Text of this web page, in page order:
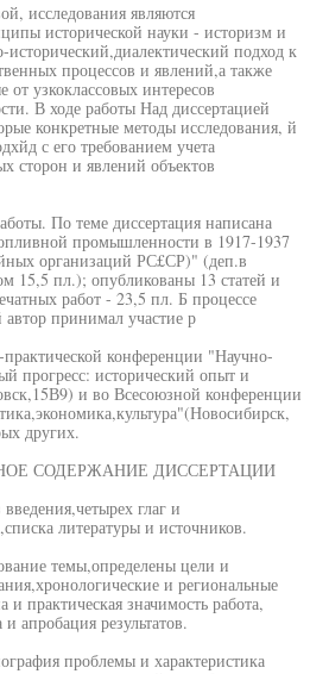
исследования являются
исторической науки - историзм и
исторический,диалектический подход к
процессов и явлений,а также
узкоклассовых интересов
В ходе работы Над диссертацией
конкретные методы исследования, й
с его требованием учета
сторон и явлений объектов
По теме диссертация написана
промышленности в 1917-1937
организаций РС£СР)" (деп.в
пл.); опубликованы 13 статей и
работ - 23,5 пл. Б процессе
автор принимал участие р
конференции "Научно-
прогресс: исторический опыт и
и во Всесоюзной конференции
других.
СОДЕРЖАНИЕ ДИССЕРТАЦИИ
глаг и
литературы и источников.
темы,определены цели и
и региональные
практическая значимость работа,
апробация результатов.
проблемы и характеристика